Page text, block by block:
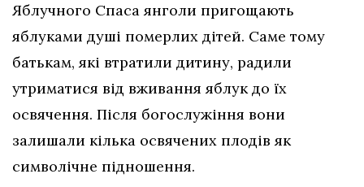
Яблучного Спаса янголи пригощають
яблуками душі померлих дітей. Саме тому
батькам, які втратили дитину, радили
утриматися від вживання яблук до їх
освячення. Після богослужіння вони
залишали кілька освячених плодів як
символічне підношення.